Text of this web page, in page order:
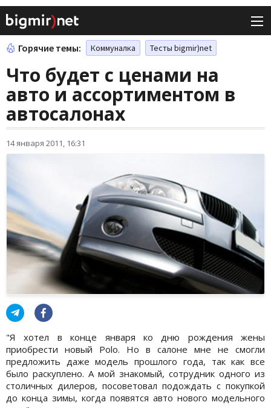
Горячие темы: Коммуналка Тесты bigmir)net
Что будет с ценами на
авто и ассортиментом в
автосалонах
14 января 2011, 16:31
"Я хотел в конце января ко дню рождения жены
приобрести новый Polo. Но в салоне мне не смогли
предложить даже модель прошлого года, так как все
было раскуплено. А мой знакомый, сотрудник одного из
столичных дилеров, посоветовал подождать с покупкой
до конца зимы, когда появятся авто нового модельного